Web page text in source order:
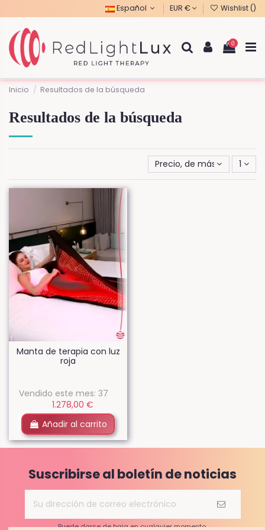
Español EUR € Wishlist ()
0
Inicio Resultados de la búsqueda
Resultados de la búsqueda
Precio, de más alto a
1
Manta de terapia con luz
roja
Vendido este mes: 37
1.278,00 €
Añadir al carrito
Suscribirse al boletín de noticias
Puede darse de baja en cualquier momento.